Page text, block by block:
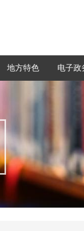
地方特色 电子政